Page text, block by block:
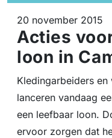
20 november 2015
Acties
loon in
Kledingarbeiders
lanceren vandaag
een leefbaar loon.
ervoor zorgen dat